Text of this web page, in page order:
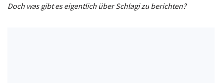
Doch was gibt es eigentlich über Schlagi zu berichten?